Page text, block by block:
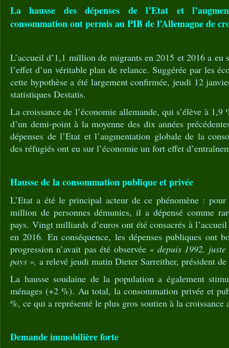
La hausse des dépenses de l’Etat et
consommation ont permis au PIB de l’Allemagne de
L’accueil d’1,1 million de migrants en 2015 et 2016 a eu
l’effet d’un véritable plan de relance. Suggérée par les
cette hypothèse a été largement confirmée, jeudi 12
statistiques Destatis.
La croissance de l’économie allemande, qui s’élève à 1,9
d’un demi-point à la moyenne des dix années
dépenses de l’Etat et l’augmentation globale de la
des réfugiés ont eu sur l’économie un fort effet
Hausse de la consommation publique et privée
L’Etat a été le principal acteur de ce phénomène :
million de personnes démunies, il a dépensé comme
pays. Vingt milliards d’euros ont été consacrés à
en 2016. En conséquence, les dépenses publiques ont
progression n’avait pas été observée « depuis 1992,
pays », a relevé jeudi matin Dieter Sarreither, président
La hausse soudaine de la population a également
ménages (+2 %). Au total, la consommation privée et
%, ce qui a représenté le plus gros soutien à la croissance
Demande immobilière forte